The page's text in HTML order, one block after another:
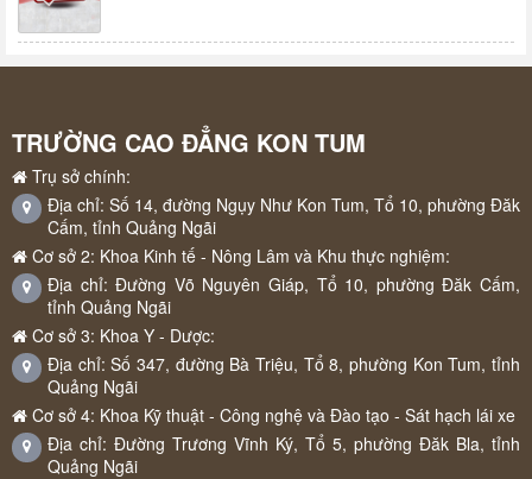
TRƯỜNG CAO ĐẲNG KON TUM
Trụ sở chính:
Địa chỉ: Số 14, đường Ngụy Như Kon Tum, Tổ 10, phường Đăk
Cấm, tỉnh Quảng Ngãi
Cơ sở 2: Khoa Kinh tế - Nông Lâm và Khu thực nghiệm:
Địa chỉ: Đường Võ Nguyên Giáp, Tổ 10, phường Đăk Cấm,
tỉnh Quảng Ngãi
Cơ sở 3: Khoa Y - Dược:
Địa chỉ: Số 347, đường Bà Triệu, Tổ 8, phường Kon Tum, tỉnh
Quảng Ngãi
Cơ sở 4: Khoa Kỹ thuật - Công nghệ và Đào tạo - Sát hạch lái xe
Địa chỉ: Đường Trương Vĩnh Ký, Tổ 5, phường Đăk Bla, tỉnh
Quảng Ngãi